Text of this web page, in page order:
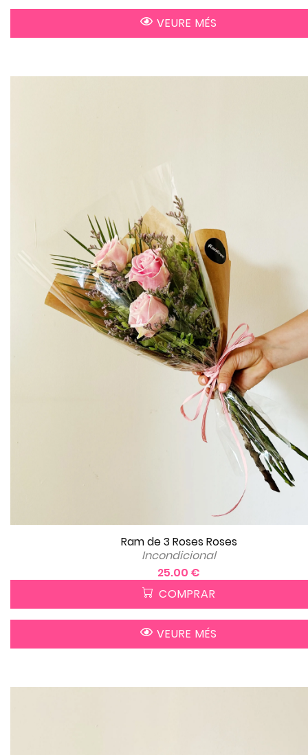
VEURE MÉS
Ram de 3 Roses Roses
Incondicional
25.00 €
COMPRAR
VEURE MÉS